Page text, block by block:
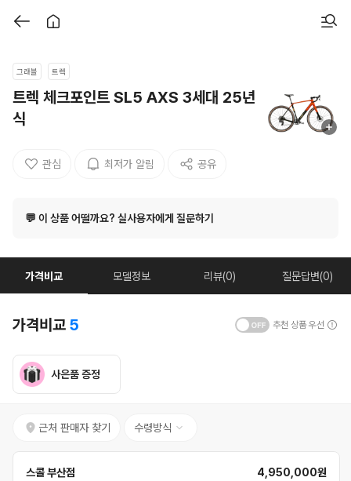
그래블 트렉
트렉 체크포인트 SL5 AXS 3세대 25년
식
관심 최저가 알림 공유
💬 이 상품 어떨까요? 실사용자에게 질문하기
가격비교 모델정보 리뷰(0) 질문답변(0)
가격비교 5 추천 상품 우선
사은품 증정
근처 판매자 찾기 수령방식
스콜 부산점
4,950,000원